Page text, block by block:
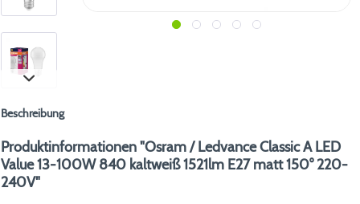
Beschreibung
Produktinformationen "Osram / Ledvance Classic A LED
Value 13-100W 840 kaltweiß 1521lm E27 matt 150° 220-
240V"